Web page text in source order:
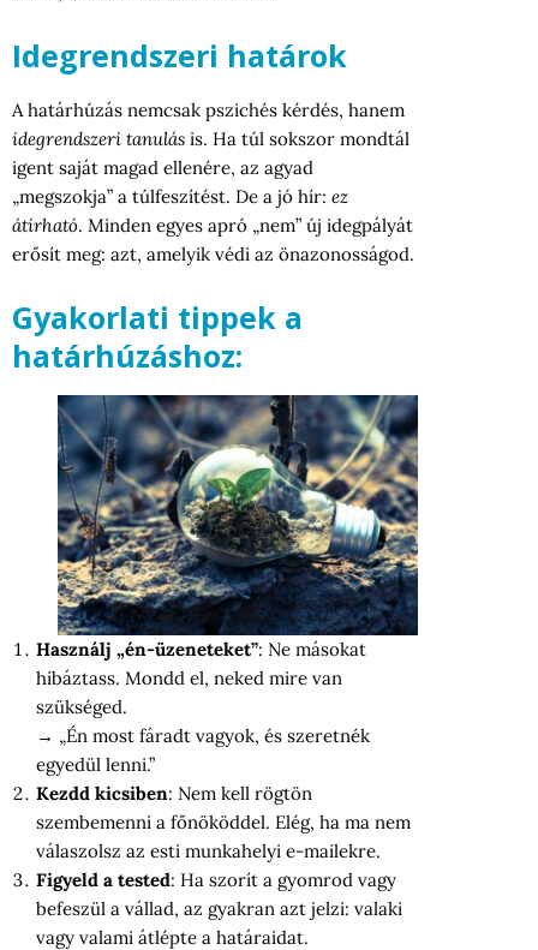
Idegrendszeri határok
A határhúzás nemcsak pszichés kérdés, hanem
idegrendszeri tanulás is. Ha túl sokszor mondtál
igent saját magad ellenére, az agyad
„megszokja” a túlfeszítést. De a jó hír: ez
átírható. Minden egyes apró „nem” új idegpályát
erősít meg: azt, amelyik védi az önazonosságod.
Gyakorlati tippek a
határhúzáshoz:
Használj „én-üzeneteket”: Ne másokat
hibáztass. Mondd el, neked mire van
szükséged.
→ „Én most fáradt vagyok, és szeretnék
egyedül lenni.”
Kezdd kicsiben: Nem kell rögtön
szembemenni a főnököddel. Elég, ha ma nem
válaszolsz az esti munkahelyi e-mailekre.
Figyeld a tested: Ha szorít a gyomrod vagy
befeszül a vállad, az gyakran azt jelzi: valaki
vagy valami átlépte a határaidat.